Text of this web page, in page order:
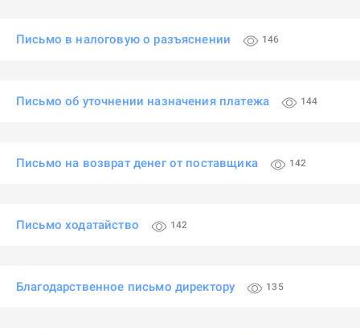
Письмо в налоговую о разъяснении 146
Письмо об уточнении назначения платежа 144
Письмо на возврат денег от поставщика 142
Письмо ходатайство 142
Благодарственное письмо директору 135